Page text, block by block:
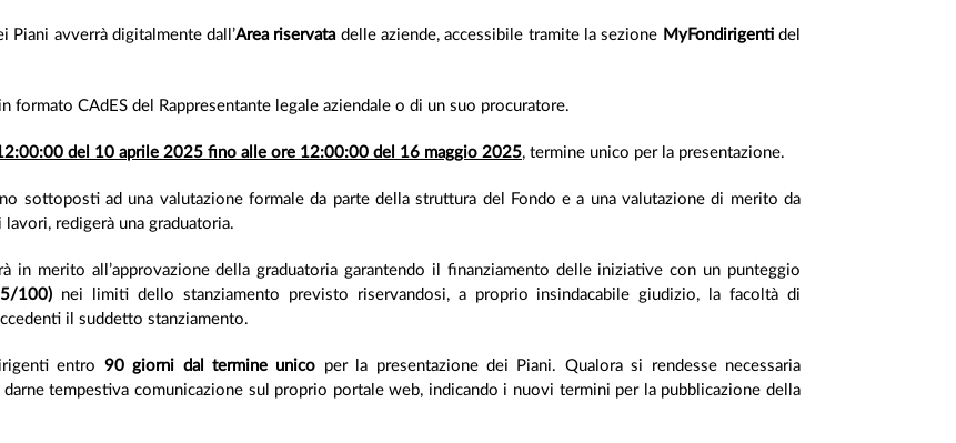
Piani avverrà digitalmente dall’Area riservatadelle aziende, accessibile tramite la sezione MyFondirigentidel
formato CAdES del Rappresentante legale aziendale o di un suo procuratore.
del 10 aprile 2025 fino alle ore 12:00:00 del 16 maggio 2025, termine unico per la presentazione.
sottoposti ad una valutazione formale da parte della struttura del Fondo e a una valutazione di merito da
redigerà una graduatoria.
in merito all’approvazione della graduatoria garantendo il finanziamento delle iniziative con un punteggio
100) nei limiti dello stanziamento previsto riservandosi, a proprio insindacabile giudizio, la facoltà di
il suddetto stanziamento.
entro 90 giorni dal termine unico per la presentazione dei Piani. Qualora si rendesse necessaria
tempestiva comunicazione sul proprio portale web, indicando i nuovi termini per la pubblicazione della